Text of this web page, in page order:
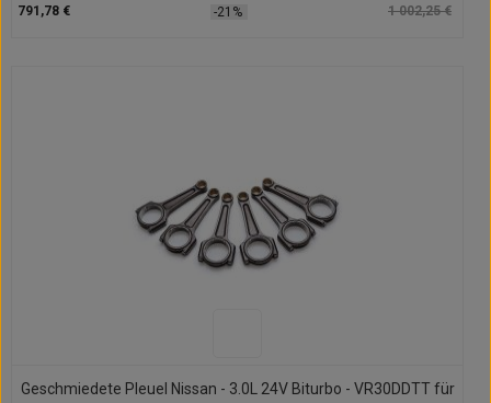
791,78 € -21% 1 002,25 €
Geschmiedete Pleuel Nissan - 3.0L 24V Biturbo - VR30DDTT für